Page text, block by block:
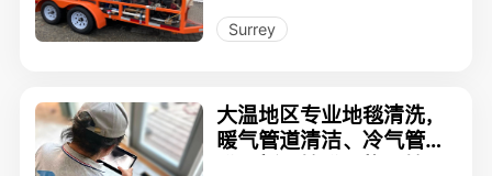
专业设备，保险齐全，五
星好评，ShinyPowerWa
Surrey
大温地区专业地毯清洗，
暖气管道清洁、冷气管